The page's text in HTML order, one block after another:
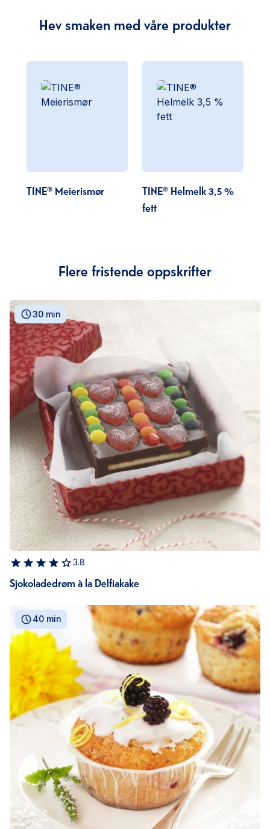
Hev smaken med våre produkter
TINE® Meierismør
TINE® Helmelk 3,5 %
fett
Flere fristende oppskrifter
30 min
3.8
Sjokoladedrøm à la Delfiakake
40 min